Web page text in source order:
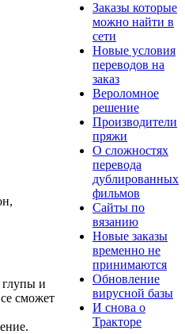
и
сможет
Заказы которые
можно найти в
сети
Новые условия
переводов на
заказ
Вероломное
решение
Производители
пряжи
О сложностях
перевода
дублированных
фильмов
Сайты по
вязанию
Новые заказы
временно не
принимаются
Обновление
вирусной базы
И снова о
Тракторе